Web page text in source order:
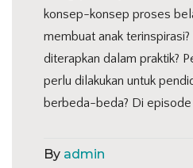
konsep-konsep proses
membuat anak
diterapkan dalam praktik?
perlu dilakukan untuk
berbeda-beda? Di episode
By admin